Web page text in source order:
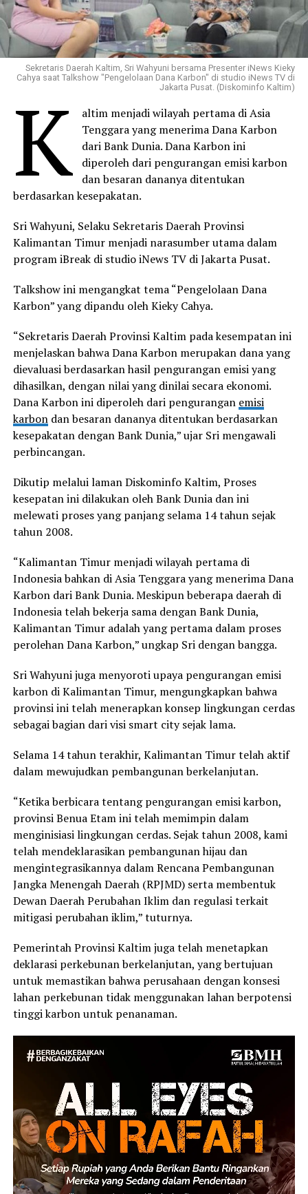
Sekretaris Daerah Kaltim, Sri Wahyuni bersama Presenter iNews Kieky
Cahya saat Talkshow "Pengelolaan Dana Karbon" di studio iNews TV di
Jakarta Pusat. (Diskominfo Kaltim)
K
altim menjadi wilayah pertama di Asia
Tenggara yang menerima Dana Karbon
dari Bank Dunia. Dana Karbon ini
diperoleh dari pengurangan emisi karbon
dan besaran dananya ditentukan
berdasarkan kesepakatan.
Sri Wahyuni, Selaku Sekretaris Daerah Provinsi
Kalimantan Timur menjadi narasumber utama dalam
program iBreak di studio iNews TV di Jakarta Pusat.
Talkshow ini mengangkat tema “Pengelolaan Dana
Karbon” yang dipandu oleh Kieky Cahya.
“Sekretaris Daerah Provinsi Kaltim pada kesempatan ini
menjelaskan bahwa Dana Karbon merupakan dana yang
dievaluasi berdasarkan hasil pengurangan emisi yang
dihasilkan, dengan nilai yang dinilai secara ekonomi.
Dana Karbon ini diperoleh dari pengurangan emisi
karbondan besaran dananya ditentukan berdasarkan
kesepakatan dengan Bank Dunia,” ujar Sri mengawali
perbincangan.
Dikutip melalui laman Diskominfo Kaltim, Proses
kesepatan ini dilakukan oleh Bank Dunia dan ini
melewati proses yang panjang selama 14 tahun sejak
tahun 2008.
“Kalimantan Timur menjadi wilayah pertama di
Indonesia bahkan di Asia Tenggara yang menerima Dana
Karbon dari Bank Dunia. Meskipun beberapa daerah di
Indonesia telah bekerja sama dengan Bank Dunia,
Kalimantan Timur adalah yang pertama dalam proses
perolehan Dana Karbon,” ungkap Sri dengan bangga.
Sri Wahyuni juga menyoroti upaya pengurangan emisi
karbon di Kalimantan Timur, mengungkapkan bahwa
provinsi ini telah menerapkan konsep lingkungan cerdas
sebagai bagian dari visi smart city sejak lama.
Selama 14 tahun terakhir, Kalimantan Timur telah aktif
dalam mewujudkan pembangunan berkelanjutan.
“Ketika berbicara tentang pengurangan emisi karbon,
provinsi Benua Etam ini telah memimpin dalam
menginisiasi lingkungan cerdas. Sejak tahun 2008, kami
telah mendeklarasikan pembangunan hijau dan
mengintegrasikannya dalam Rencana Pembangunan
Jangka Menengah Daerah (RPJMD) serta membentuk
Dewan Daerah Perubahan Iklim dan regulasi terkait
mitigasi perubahan iklim,” tuturnya.
Pemerintah Provinsi Kaltim juga telah menetapkan
deklarasi perkebunan berkelanjutan, yang bertujuan
untuk memastikan bahwa perusahaan dengan konsesi
lahan perkebunan tidak menggunakan lahan berpotensi
tinggi karbon untuk penanaman.